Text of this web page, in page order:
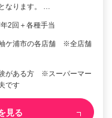
なります。 …
2回＋各種手当
ケ浦市の各店舗 ※全店舗
がある方 ※スーパーマー
です
見る